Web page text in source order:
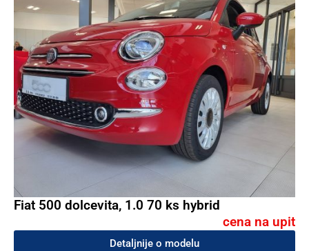
Fiat 500 dolcevita, 1.0 70 ks hybrid
cena na upit
Detaljnije o modelu